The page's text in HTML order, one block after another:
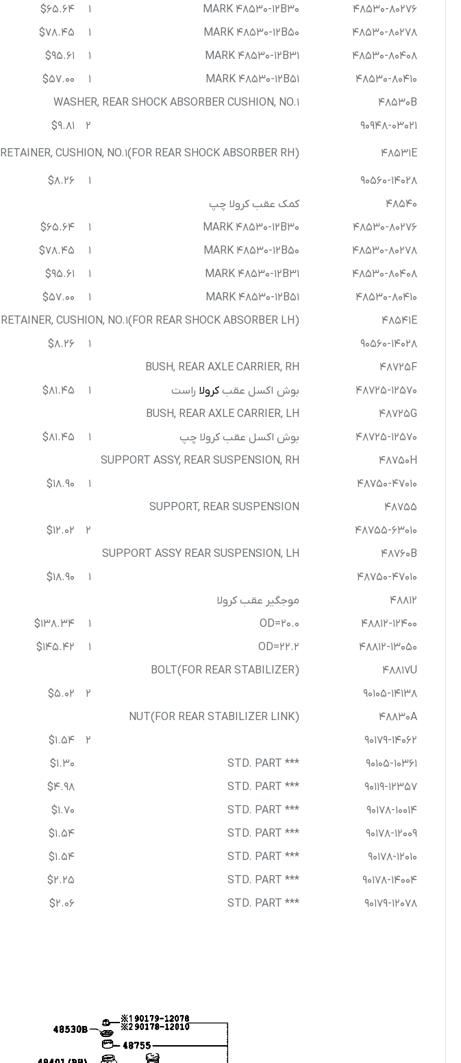
48530-80276
MARK 48530-12B30
1
$65.64
48530-80278
MARK 48530-12B50
1
$78.45
48530-80408
MARK 48530-12B31
1
$95.61
48530-80410
MARK 48530-12B51
1
$57.00
48530B
WASHER, REAR SHOCK ABSORBER CUSHION, NO.1
90948-03021
2
$9.81
48531E
RETAINER, CUSHION, NO.1(FOR REAR SHOCK ABSORBER RH)
90560-14028
1
$8.26
48540
کمک عقب کرولا چپ
48530-80276
MARK 48530-12B30
1
$65.64
48530-80278
MARK 48530-12B50
1
$78.45
48530-80408
MARK 48530-12B31
1
$95.61
48530-80410
MARK 48530-12B51
1
$57.00
48541E
RETAINER, CUSHION, NO.1(FOR REAR SHOCK ABSORBER LH)
90560-14028
1
$8.26
48725F
BUSH, REAR AXLE CARRIER, RH
48725-12570
بوش اکسل عقبکرولا راست 1
$81.45
48725G
BUSH, REAR AXLE CARRIER, LH
48725-12570
بوش اکسل عقب کرولا چپ 1
$81.45
48750H
SUPPORT ASSY, REAR SUSPENSION, RH
48750-47010
1
$18.90
48755
SUPPORT, REAR SUSPENSION
48755-63010
2
$12.02
48760B
SUPPORT ASSY REAR SUSPENSION, LH
48750-47010
1
$18.90
48812
موجگیر عقب کرولا
48812-12400
OD=20.0
1
$138.34
48812-13050
OD=22.2
1
$145.42
48817U
BOLT(FOR REAR STABILIZER)
90105-14138
2
$5.02
48830A
NUT(FOR REAR STABILIZER LINK)
90179-14062
2
$1.54
90105-10361
*** STD. PART
$1.30
90119-12357
*** STD. PART
$4.98
90178-10014
*** STD. PART
$1.70
90178-12009
*** STD. PART
$1.54
90178-12010
*** STD. PART
$1.54
90178-14004
*** STD. PART
$2.25
90179-12078
*** STD. PART
$2.06